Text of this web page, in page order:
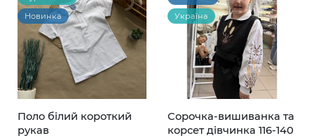
Новинка
Поло білий короткий
рукав
Україна
Сорочка-вишиванка та
корсет дівчинка 116-140